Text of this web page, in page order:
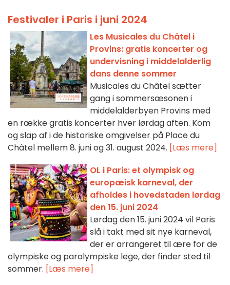
Festivaler i Paris i juni 2024
Les Musicales du Châtel i
Provins: gratis koncerter og
undervisning i middelalderlig
dans denne sommer
Musicales du Châtel sætter
gang i sommersæsonen i
middelalderbyen Provins med
en række gratis koncerter hver lørdag aften. Kom
og slap af i de historiske omgivelser på Place du
Châtel mellem 8. juni og 31. august 2024. [Læs mere]
OL i Paris: et olympisk og
europæisk karneval, der
afholdes i hovedstaden lørdag
den 15. juni 2024
Lørdag den 15. juni 2024 vil Paris
slå i takt med sit nye karneval,
der er arrangeret til ære for de
olympiske og paralympiske lege, der finder sted til
sommer. [Læs mere]